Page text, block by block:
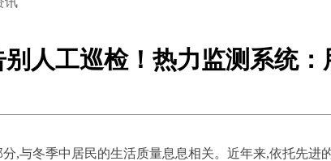
别人工巡检！热力监测系统
,与冬季中居民的生活质量息息相关。近年来,依托先